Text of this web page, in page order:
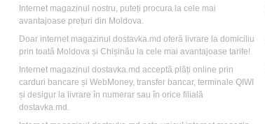
Internet magazinul nostru, puteți procura la cele mai
avantajoase prețuri din Moldova.
Doar internet magazinul dostavka.md oferă livrare la domiciliu
prin toată Moldova și Chișinău la cele mai avantajoase tarife!
Internet magazinul dostavka.md acceptă plăți online prin
carduri bancare și WebMoney, transfer bancar, terminale QIWI
și desigur la livrare în numerar sau în orice filială
dostavka.md.